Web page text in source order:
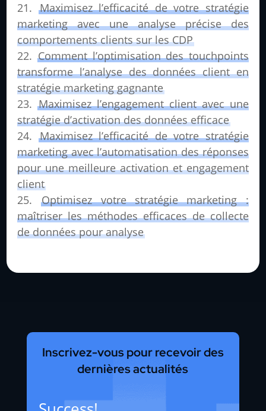
Maximisez l’efficacité de votre stratégie
marketing avec une analyse précise des
comportements clients sur les CDP
Comment l’optimisation des touchpoints
transforme l’analyse des données client en
stratégie marketing gagnante
Maximisez l’engagement client avec une
stratégie d’activation des données efficace
Maximisez l’efficacité de votre stratégie
marketing avec l’automatisation des réponses
pour une meilleure activation et engagement
client
Optimisez votre stratégie marketing :
maîtriser les méthodes efficaces de collecte
de données pour analyse
Inscrivez-vous pour recevoir des
dernières actualités